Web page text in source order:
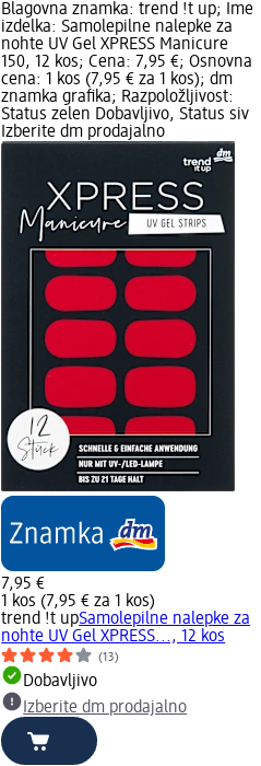
Blagovna znamka: trend !t up; Ime
izdelka: Samolepilne nalepke za
nohte UV Gel XPRESS Manicure
150, 12 kos; Cena: 7,95 €; Osnovna
cena: 1 kos (7,95 € za 1 kos); dm
znamka grafika; Razpoložljivost:
Status zelen Dobavljivo, Status siv
Izberite dm prodajalno
7,95 €
1 kos (7,95 € za 1 kos)
trend !t upSamolepilne nalepke za
nohte UV Gel XPRESS..., 12 kos
(13)
Dobavljivo
Izberite dm prodajalno